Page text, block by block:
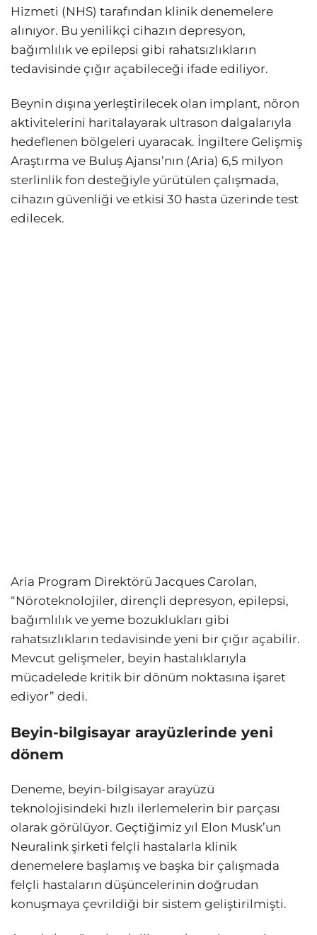
Hizmeti (NHS) tarafından klinik denemelere
alınıyor. Bu yenilikçi cihazın depresyon,
bağımlılık ve epilepsi gibi rahatsızlıkların
tedavisinde çığır açabileceği ifade ediliyor.
Beynin dışına yerleştirilecek olan implant, nöron
aktivitelerini haritalayarak ultrason dalgalarıyla
hedeflenen bölgeleri uyaracak. İngiltere Gelişmiş
Araştırma ve Buluş Ajansı’nın (Aria) 6,5 milyon
sterlinlik fon desteğiyle yürütülen çalışmada,
cihazın güvenliği ve etkisi 30 hasta üzerinde test
edilecek.
Aria Program Direktörü Jacques Carolan,
“Nöroteknolojiler, dirençli depresyon, epilepsi,
bağımlılık ve yeme bozuklukları gibi
rahatsızlıkların tedavisinde yeni bir çığır açabilir.
Mevcut gelişmeler, beyin hastalıklarıyla
mücadelede kritik bir dönüm noktasına işaret
ediyor” dedi.
Beyin-bilgisayar arayüzlerinde yeni
dönem
Deneme, beyin-bilgisayar arayüzü
teknolojisindeki hızlı ilerlemelerin bir parçası
olarak görülüyor. Geçtiğimiz yıl Elon Musk’un
Neuralink şirketi felçli hastalarla klinik
denemelere başlamış ve başka bir çalışmada
felçli hastaların düşüncelerinin doğrudan
konuşmaya çevrildiği bir sistem geliştirilmişti.